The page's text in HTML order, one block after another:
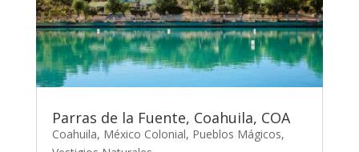
Parras de la Fuente, Coahuila, COA
Coahuila, México Colonial, Pueblos Mágicos,